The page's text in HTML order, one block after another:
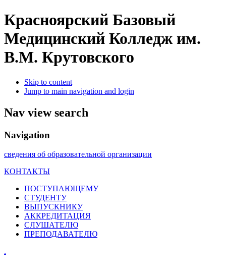
Красноярский Базовый
Медицинский Колледж им.
В.М. Крутовского
Skip to content
Jump to main navigation and login
Nav view search
Navigation
сведения об образовательной организации
КОНТАКТЫ
ПОСТУПАЮЩЕМУ
СТУДЕНТУ
ВЫПУСКНИКУ
АККРЕДИТАЦИЯ
СЛУШАТЕЛЮ
ПРЕПОДАВАТЕЛЮ
.